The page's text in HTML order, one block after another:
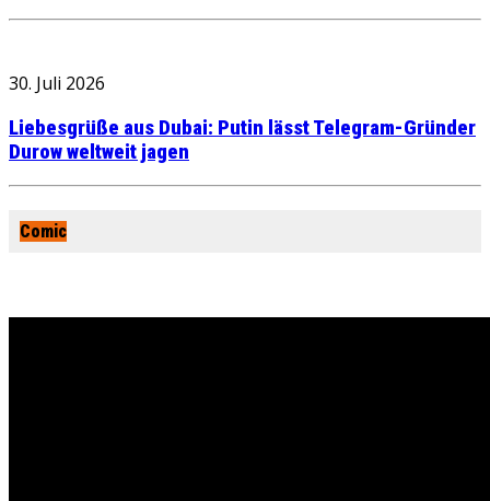
30. Juli 2026
Liebesgrüße aus Dubai: Putin lässt Telegram-Gründer
Durow weltweit jagen
Comic